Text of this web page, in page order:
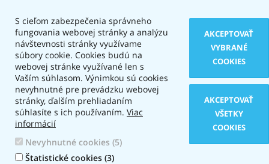
S cieľom zabezpečenia správneho
fungovania webovej stránky a analýzu
návštevnosti stránky využívame
súbory cookie. Cookies budú na
webovej stránke využívané len s
Vaším súhlasom. Výnimkou sú cookies
nevyhnutné pre prevádzku webovej
stránky, ďalším prehliadaním
súhlasíte s ich používaním. Viac
informácií
Nevyhnutné cookies (5)
Štatistické cookies (3)
AKCEPTOVAŤ
VYBRANÉ
COOKIES
AKCEPTOVAŤ
VŠETKY
COOKIES